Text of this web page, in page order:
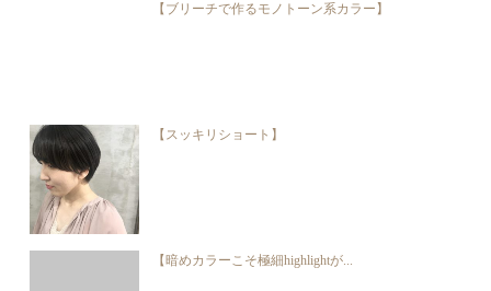
【ブリーチで作るモノトーン系カラー】
【スッキリショート】
【暗めカラーこそ極細highlightが...